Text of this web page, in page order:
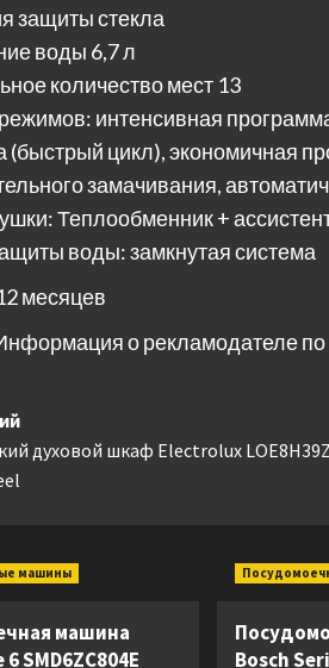
защиты стекла
воды 6,7 л
количество мест 13
интенсивная
(быстрый цикл), экономичная
замачивания,
Теплообменник +
воды: замкнутая система
месяцев
о рекламодателе по
духовой шкаф Electrolux
машины
машина
SMD6ZC804E
Bosch